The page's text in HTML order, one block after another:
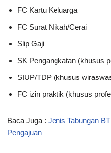
FC Kartu Keluarga
FC Surat Nikah/Cerai
Slip Gaji
SK Pengangkatan (khusus
SIUP/TDP (khusus
FC izin praktik (khusus
Baca Juga : Jenis Tabungan
Pengajuan